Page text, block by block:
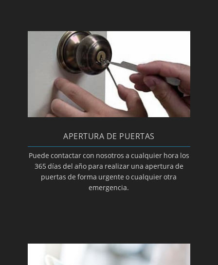
APERTURA DE PUERTAS
Puede contactar con nosotros a cualquier hora los
365 días del año para realizar una apertura de
puertas de forma urgente o cualquier otra
emergencia.